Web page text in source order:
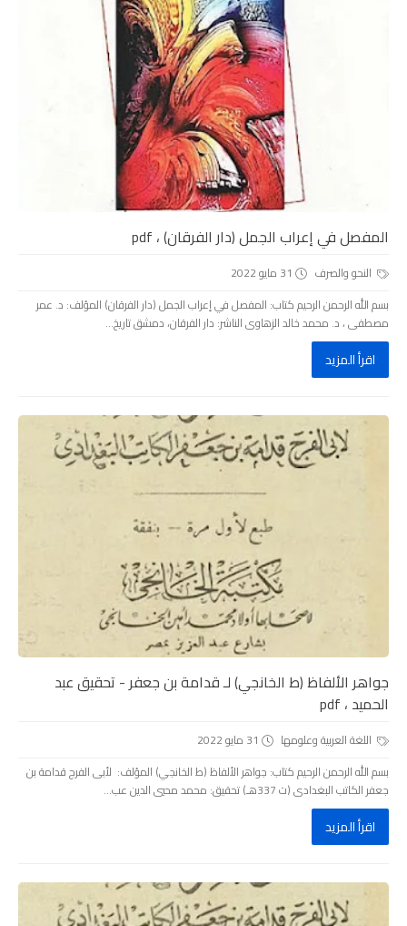
المفصل في إعراب الجمل (دار الفرقان) ، pdf
النحو والصرف
31 مايو 2022
بسم الله الرحمن الرحيم كتاب: المفصل في إعراب الجمل (دار الفرقان) المؤلف: د. عمر
مصطفى ، د. محمد خالد الزهاوى الناشر: دار الفرقان، دمشق تاريخ...
اقرأ المزيد
جواهر الألفاظ (ط الخانجي) لـ قدامة بن جعفر - تحقيق عبد
الحميد ، pdf
اللغة العربية وعلومها
31 مايو 2022
بسم الله الرحمن الرحيم كتاب: جواهر الألفاظ (ط الخانجي) المؤلف: لأبى الفرج قدامة بن
جعفر الكاتب البغدادى (ت 337هـ) تحقيق: محمد محيي الدين عب...
اقرأ المزيد